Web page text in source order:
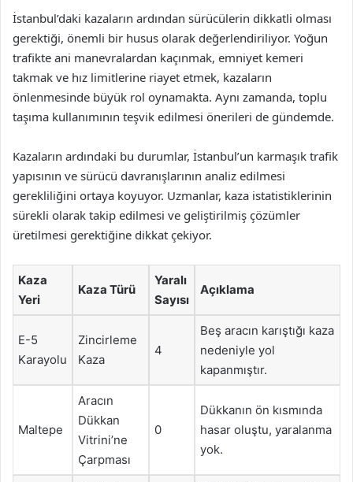
İstanbul’daki kazaların ardından sürücülerin dikkatli olması
gerektiği, önemli bir husus olarak değerlendiriliyor. Yoğun
trafikte ani manevralardan kaçınmak, emniyet kemeri
takmak ve hız limitlerine riayet etmek, kazaların
önlenmesinde büyük rol oynamakta. Aynı zamanda, toplu
taşıma kullanımının teşvik edilmesi önerileri de gündemde.
Kazaların ardındaki bu durumlar, İstanbul’un karmaşık trafik
yapısının ve sürücü davranışlarının analiz edilmesi
gerekliliğini ortaya koyuyor. Uzmanlar, kaza istatistiklerinin
sürekli olarak takip edilmesi ve geliştirilmiş çözümler
üretilmesi gerektiğine dikkat çekiyor.
Kaza
Yeri
Kaza Türü
Yaralı
Sayısı
Açıklama
E-5
Karayolu
Zincirleme
Kaza
4
Beş aracın karıştığı kaza
nedeniyle yol
kapanmıştır.
Maltepe
Aracın
Dükkan
Vitrini’ne
Çarpması
0
Dükkanın ön kısmında
hasar oluştu, yaralanma
yok.